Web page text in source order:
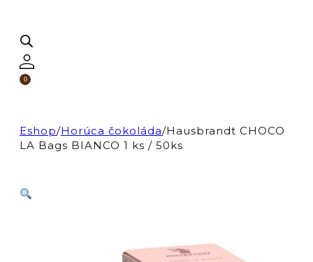
0
Eshop/Horúca čokoláda/Hausbrandt CHOCO
LA Bags BIANCO 1 ks / 50ks